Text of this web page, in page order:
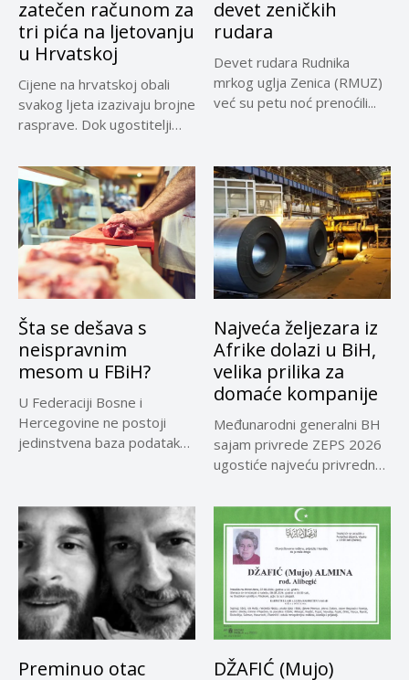
zatečen računom za
tri pića na ljetovanju
u Hrvatskoj
Cijene na hrvatskoj obali
svakog ljeta izazivaju brojne
rasprave. Dok ugostitelji
devet zeničkih
rudara
Devet rudara Rudnika
mrkog uglja Zenica (RMUZ)
već su petu noć prenoćili...
Šta se dešava s
neispravnim
mesom u FBiH?
U Federaciji Bosne i
Hercegovine ne postoji
jedinstvena baza podataka
Najveća željezara iz
Afrike dolazi u BiH,
velika prilika za
domaće kompanije
Međunarodni generalni BH
sajam privrede ZEPS 2026
ugostiće najveću privrednu
Preminuo otac
DŽAFIĆ (Mujo)